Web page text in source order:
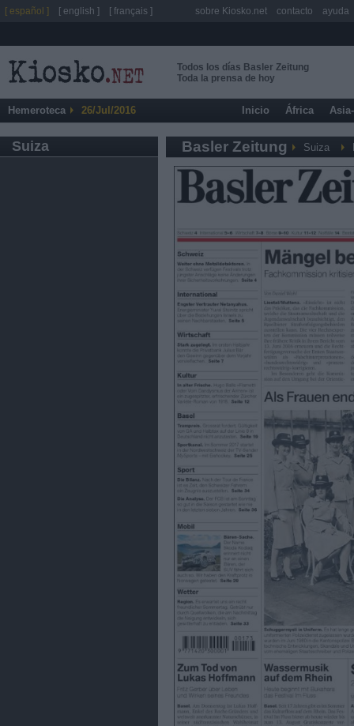
Todos los días Basler Zeitung
Toda la prensa de hoy
Hemeroteca 26/Jul/2016 Inicio África
Suiza Basler Zeitung Suiza
[ español ] [ english ] [ français ] sobre Kiosko.net contacto ayuda